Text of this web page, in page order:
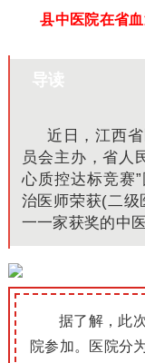
县中医院在省
导读
近日，江西
员会主办，省人
心质控达标竞赛
治医师荣获(二级
一一家获奖的中医
据了解，此
院参加。医院分